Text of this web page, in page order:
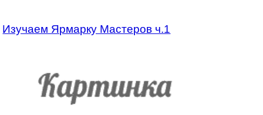
Изучаем Ярмарку Мастеров ч.1